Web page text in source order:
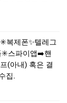
복제폰✨텔레그
✳️스파이앱➡️핸
(아내) 혹은 결
집.